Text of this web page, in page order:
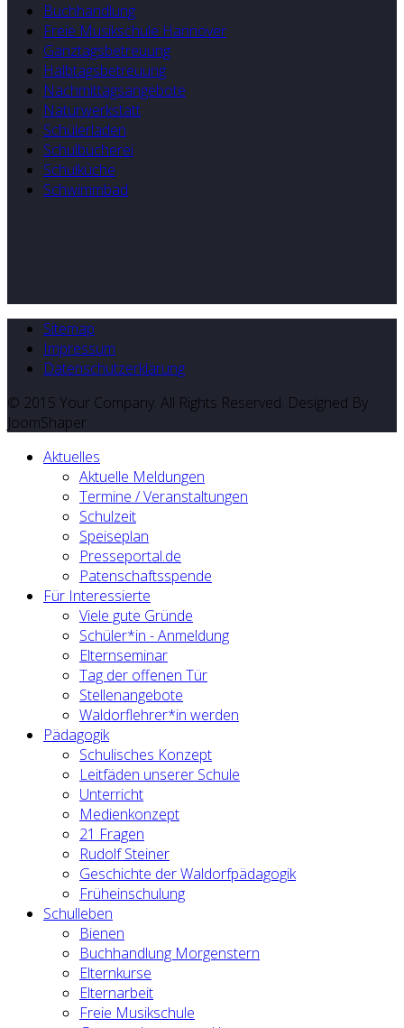
Buchhandlung
Freie Musikschule Hannover
Ganztagsbetreuung
Halbtagsbetreuung
Nachmittagsangebote
Naturwerkstatt
Schülerladen
Schulbücherei
Schulküche
Schwimmbad
Sitemap
Impressum
Datenschutzerklärung
© 2015 Your Company. All Rights Reserved. Designed By
JoomShaper
Aktuelles
Aktuelle Meldungen
Termine / Veranstaltungen
Schulzeit
Speiseplan
Presseportal.de
Patenschaftsspende
Für Interessierte
Viele gute Gründe
Schüler*in - Anmeldung
Elternseminar
Tag der offenen Tür
Stellenangebote
Waldorflehrer*in werden
Pädagogik
Schulisches Konzept
Leitfäden unserer Schule
Unterricht
Medienkonzept
21 Fragen
Rudolf Steiner
Geschichte der Waldorfpädagogik
Früheinschulung
Schulleben
Bienen
Buchhandlung Morgenstern
Elternkurse
Elternarbeit
Freie Musikschule